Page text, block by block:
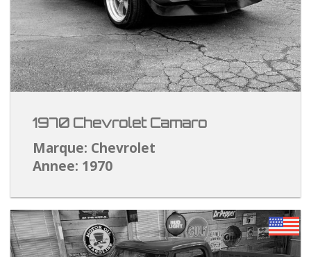
1970 Chevrolet Camaro
Marque: Chevrolet
Annee: 1970